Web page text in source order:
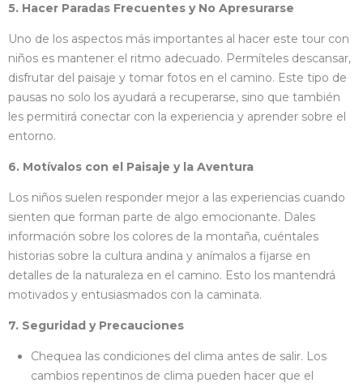
5. Hacer Paradas Frecuentes y No Apresurarse
Uno de los aspectos más importantes al hacer este tour con
niños es mantener el ritmo adecuado. Permíteles descansar,
disfrutar del paisaje y tomar fotos en el camino. Este tipo de
pausas no solo los ayudará a recuperarse, sino que también
les permitirá conectar con la experiencia y aprender sobre el
entorno.
6. Motívalos con el Paisaje y la Aventura
Los niños suelen responder mejor a las experiencias cuando
sienten que forman parte de algo emocionante. Dales
información sobre los colores de la montaña, cuéntales
historias sobre la cultura andina y anímalos a fijarse en
detalles de la naturaleza en el camino. Esto los mantendrá
motivados y entusiasmados con la caminata.
7. Seguridad y Precauciones
Chequea las condiciones del clima antes de salir. Los
cambios repentinos de clima pueden hacer que el